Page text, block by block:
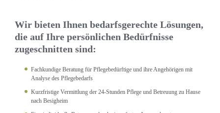
Wir bieten Ihnen bedarfsgerechte Lösungen,
die auf Ihre persönlichen Bedürfnisse
zugeschnitten sind:
Fachkundige Beratung für Pflegebedürftige und ihre Angehörigen mit
Analyse des Pflegebedarfs
Kurzfristige Vermittlung der 24-Stunden Pflege und Betreuung zu Hause
nach Besigheim